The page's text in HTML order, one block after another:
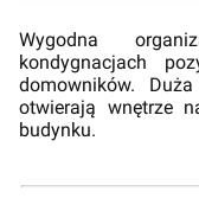
Wygodna
kondygnacjach
domowników.
otwierają wnętrze
budynku.